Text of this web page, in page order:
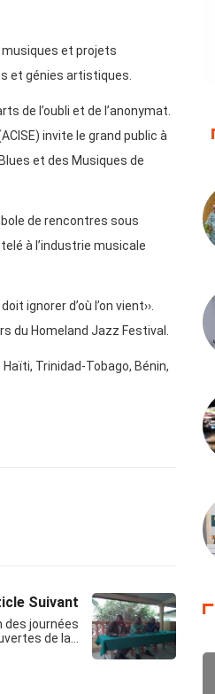
et projets
et génies artistiques.
de l’oubli et de l’anonymat.
invite le grand public à
et des Musiques de
de rencontres sous
à l’industrie musicale
ignorer d’où l’on vient››.
du Homeland Jazz Festival.
Trinidad-Tobago, Bénin,
Suivant
des journées
de la…